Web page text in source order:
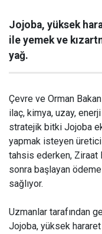
Jojoba, yüksek
ile yemek ve
yağ.
Çevre ve Orman
ilaç, kimya, uzay,
stratejik bitki Jojoba
yapmak isteyen
tahsis ederken, Ziraat
sonra başlayan
sağlıyor.
Uzmanlar tarafından
Jojoba, yüksek